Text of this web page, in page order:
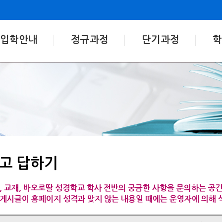
입학안내 정규과정 단기과정
답하기
교재, 바오로딸 성경학교 학사 전반의 궁금한 사항을 문의하는 공
시글이 홈페이지 성격과 맞지 않는 내용일 때에는 운영자에 의해